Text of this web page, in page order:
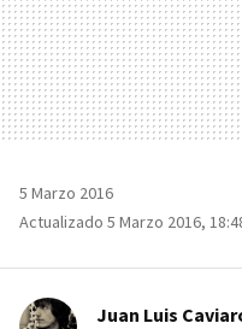
5 Marzo 2016
Actualizado 5 Marzo 2016,
Juan Luis